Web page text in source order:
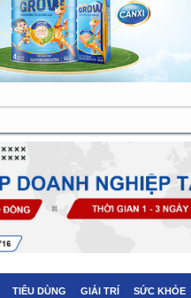
TIÊU DÙNG GIẢI TRÍ SỨC KHỎE